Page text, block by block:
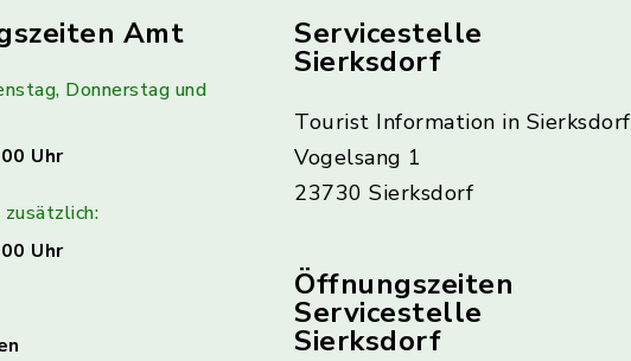
Amt
Donnerstag und
Uhr
Uhr
Servicestelle
Sierksdorf
Tourist Information in Sierksdorf
Vogelsang 1
23730 Sierksdorf
Öffnungszeiten
Servicestelle
Sierksdorf